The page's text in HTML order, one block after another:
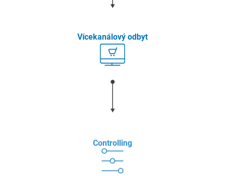
Vícekanálový odbyt
Controlling